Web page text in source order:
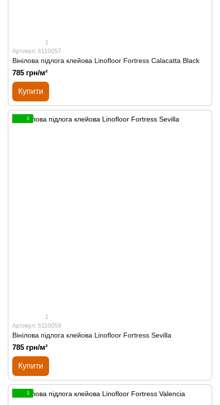
1
Артикул: 6110057
Вінілова підлога клейова Linofloor Fortress Calacatta Black
785 грн/м²
Купити
3
1
Артикул: 6110058
Вінілова підлога клейова Linofloor Fortress Sevilla
785 грн/м²
Купити
3